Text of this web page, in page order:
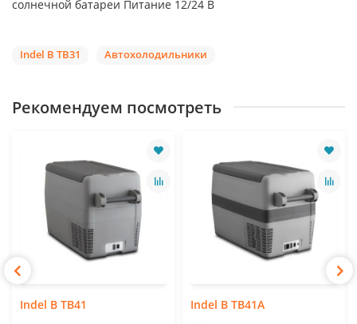
солнечной батареи Питание 12/24 В
Indel B TB31 Автохолодильники
Рекомендуем посмотреть
Indel B TB41 Indel B TB41A